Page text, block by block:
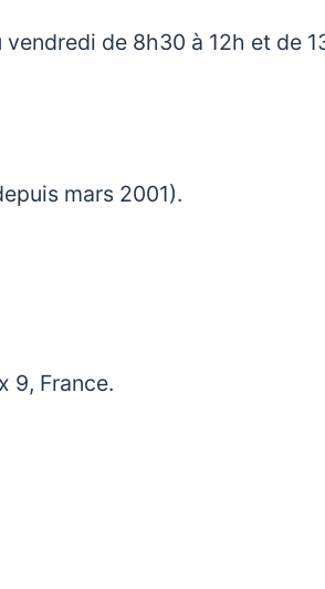
de 8h30 à 12h et de
mars 2001).
9, France.